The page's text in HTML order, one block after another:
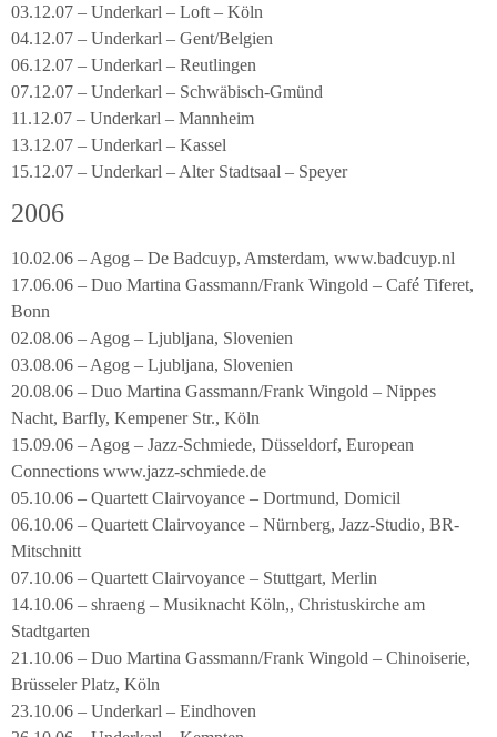
03.12.07 – Underkarl – Loft – Köln
04.12.07 – Underkarl – Gent/Belgien
06.12.07 – Underkarl – Reutlingen
07.12.07 – Underkarl – Schwäbisch-Gmünd
11.12.07 – Underkarl – Mannheim
13.12.07 – Underkarl – Kassel
15.12.07 – Underkarl – Alter Stadtsaal – Speyer
2006
10.02.06 – Agog – De Badcuyp, Amsterdam, www.badcuyp.nl
17.06.06 – Duo Martina Gassmann/Frank Wingold – Café Tiferet,
Bonn
02.08.06 – Agog – Ljubljana, Slovenien
03.08.06 – Agog – Ljubljana, Slovenien
20.08.06 – Duo Martina Gassmann/Frank Wingold – Nippes
Nacht, Barfly, Kempener Str., Köln
15.09.06 – Agog – Jazz-Schmiede, Düsseldorf, European
Connections www.jazz-schmiede.de
05.10.06 – Quartett Clairvoyance – Dortmund, Domicil
06.10.06 – Quartett Clairvoyance – Nürnberg, Jazz-Studio, BR-
Mitschnitt
07.10.06 – Quartett Clairvoyance – Stuttgart, Merlin
14.10.06 – shraeng – Musiknacht Köln,, Christuskirche am
Stadtgarten
21.10.06 – Duo Martina Gassmann/Frank Wingold – Chinoiserie,
Brüsseler Platz, Köln
23.10.06 – Underkarl – Eindhoven